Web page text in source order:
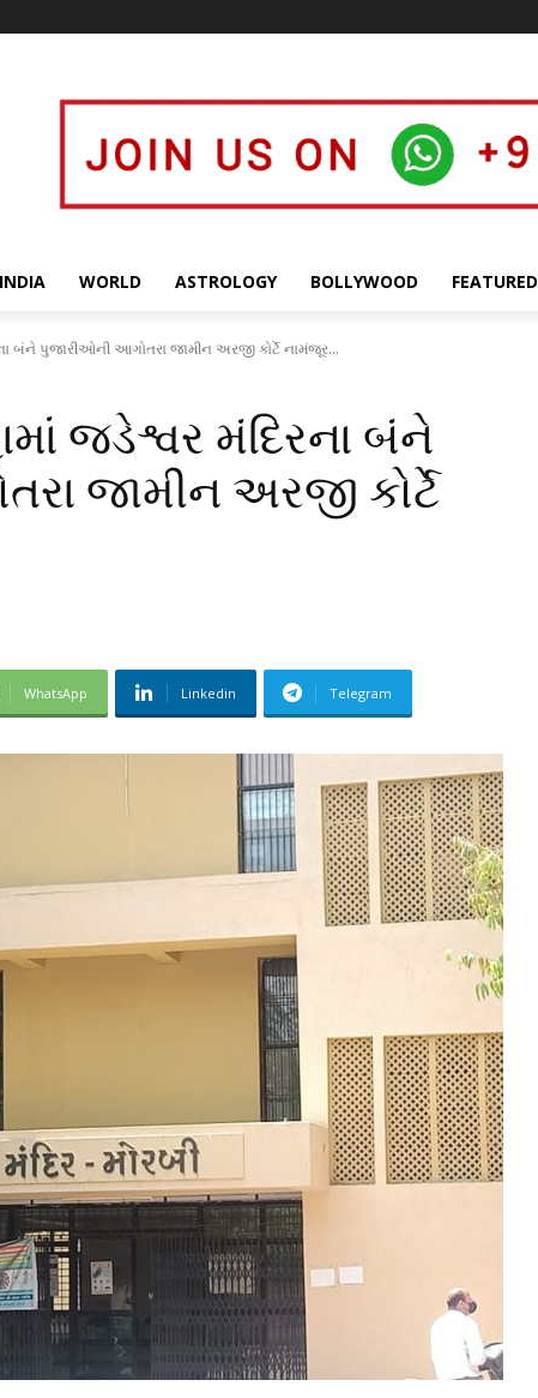
INDIA WORLD ASTROLOGY BOLLYWOOD FEATURED
બંને પુજારીઓની આગોતરા જામીન અરજી કોર્ટે નામંજૂર...
જડેશ્વર મંદિરના બંને
જામીન અરજી કોર્ટે
WhatsApp Linkedin Telegram